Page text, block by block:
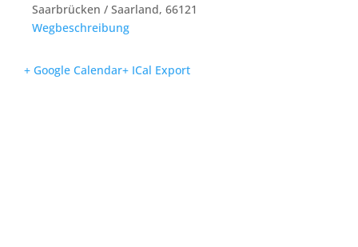
Saarbrücken / Saarland, 66121
Wegbeschreibung
+ Google Calendar+ ICal Export